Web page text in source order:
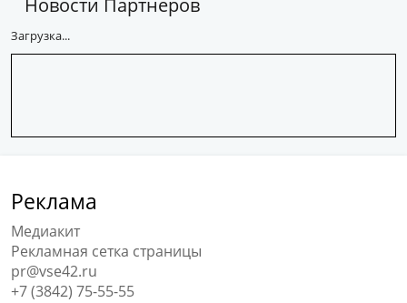
Новости Партнеров
Загрузка...
Реклама
Медиакит
Рекламная сетка страницы
pr@vse42.ru
+7 (3842) 75-55-55